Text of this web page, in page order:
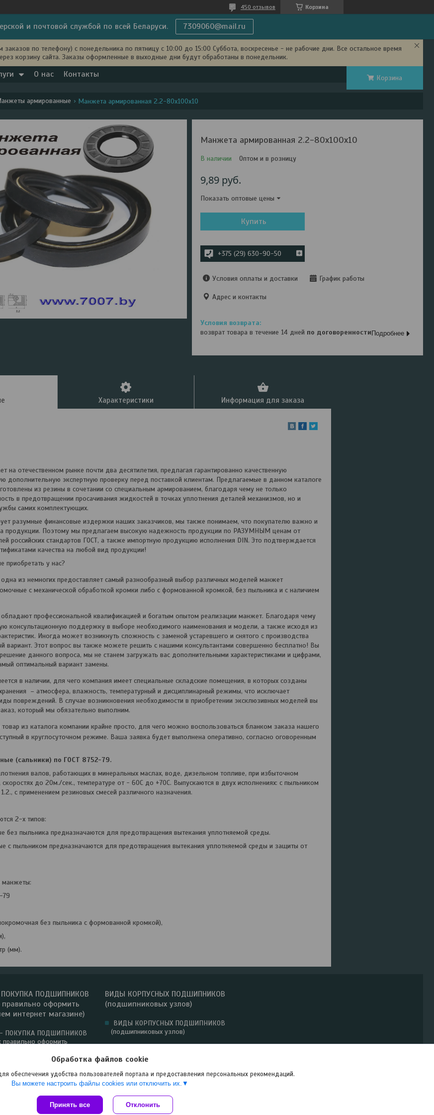
Корзина
450 отзывов
и почтовой службой по всей Беларуси. 7309060@mail.ru
по телефону) с понедельника по пятницу с 10:00 до 15:00 Суббота, воскресенье - не рабочие дни. Все остальное время
корзину сайта. Заказы оформленные в выходные дни будут обработаны в понедельник.
О нас Контакты Корзина
армированные Манжета армированная 2.2-80х100х10
Манжета армированная 2.2-80х100х10
В наличии Оптом и в розницу
9,89 руб.
Показать оптовые цены
Купить
+375 (29) 630-90-50
Условия оплаты и доставки График работы
Адрес и контакты
возврат товара в течение 14 дней по договоренности Подробнее
Характеристики Информация для заказа
на отечественном рынке почти два десятилетия, предлагая гарантированно качественную
экспертную проверку перед поставкой клиентам. Предлагаемые в данном каталоге
из резины в сочетании со специальным армированием, благодаря чему не только
в предотвращении просачивания жидкостей в точках уплотнения деталей механизмов, но и
самих комплектующих.
разумные финансовые издержки наших заказчиков, мы также понимаем, что покупателю важно и
продукции. Поэтому мы предлагаем высокую надежность продукции по РАЗУМНЫМ ценам от
российских стандартов ГОСТ, а также импортную продукцию исполнения DIN. Это подтверждается
качества на любой вид продукции!
у нас?
из немногих предоставляет самый разнообразный выбор различных моделей манжет
с механической обработкой кромки либо с формованной кромкой, без пыльника и с наличием
профессиональной квалификацией и богатым опытом реализации манжет. Благодаря чему
консультационную поддержку в выборе необходимого наименования и модели, а также исходя из
Иногда может возникнуть сложность с заменой устаревшего и снятого с производства
вариант. Этот вопрос вы также можете решить с нашими консультантами совершенно бесплатно! Вы
данного вопроса, мы не станем загружать вас дополнительными характеристиками и цифрами,
оптимальный вариант замены.
в наличии, для чего компания имеет специальные складские помещения, в которых созданы
– атмосфера, влажность, температурный и дисциплинарный режимы, что исключает
повреждений. В случае возникновения необходимости в приобретении эксклюзивных моделей вы
который мы обязательно выполним.
товар из каталога компании крайне просто, для чего можно воспользоваться бланком заказа нашего
в круглосуточном режиме. Ваша заявка будет выполнена оперативно, согласно оговоренным
(сальники) по ГОСТ 8752-79.
валов, работающих в минеральных маслах, воде, дизельном топливе, при избыточном
до 20м./сек., температуре от - 60С до +70С. Выпускаются в двух исполнениях: с пыльником
с применением резиновых смесей различного назначения.
2-х типов:
без пыльника предназначаются для предотвращения вытекания уплотняемой среды.
с пыльником предназначаются для предотвращения вытекания уплотняемой среды и защиты от
манжеты:
79
без пыльника с формованной кромкой),
(мм).
ПОДШИПНИКОВ
оформить
интернет магазине)
ПОКУПКА ПОДШИПНИКОВ
оформить
ВИДЫ КОРПУСНЫХ ПОДШИПНИКОВ
(подшипниковых узлов)
ВИДЫ КОРПУСНЫХ ПОДШИПНИКОВ
(подшипниковых узлов)
Сайт создан на платформе Deal.by
Политика обработки файлов cookies
Обработка файлов cookie
обеспечения удобства пользователей портала и предоставления персональных рекомендаций.
Вы можете настроить файлы cookies или отключить их.
Принять все Отклонить